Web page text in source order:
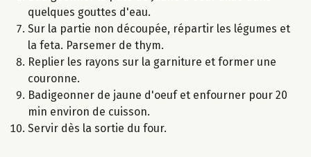
quelques gouttes d'eau.
Sur la partie non découpée, répartir les légumes et
la feta. Parsemer de thym.
Replier les rayons sur la garniture et former une
couronne.
Badigeonner de jaune d'oeuf et enfourner pour 20
min environ de cuisson.
Servir dès la sortie du four.